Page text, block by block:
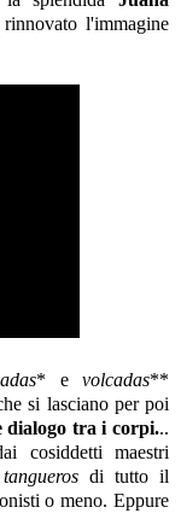
l'immagine
* evolcadas**
si lasciano per poi
dialogo tra i corpi...
cosiddetti maestri
tangueros di tutto il
o meno. Eppure